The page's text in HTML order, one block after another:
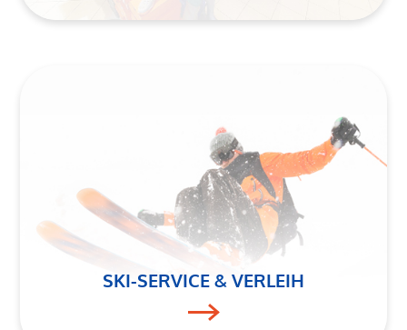
SKI-SERVICE & VERLEIH